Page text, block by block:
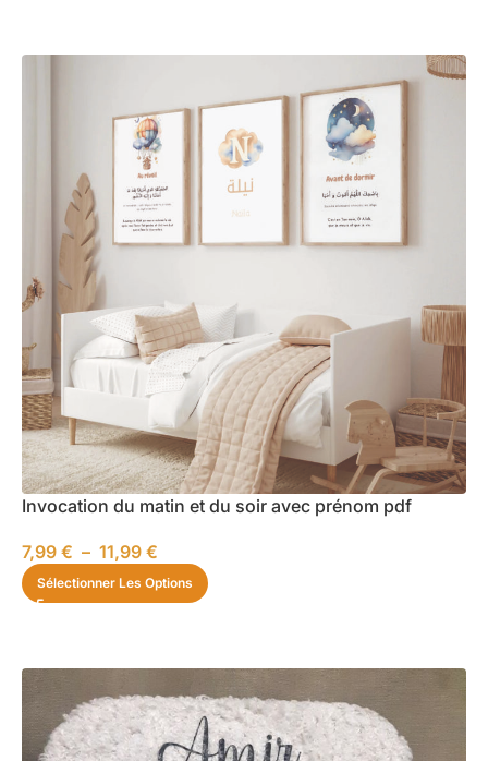
Invocation du matin et du soir avec prénom pdf
7,99 € – 11,99 €
Sélectionner Les Options